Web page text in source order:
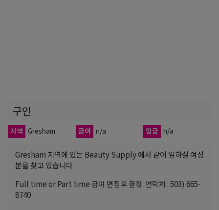
구인
지역 Gresham 급여 n/a 임금 n/a
Gresham 지역에 있는 Beauty Supply 에서 같이 일하실 여성
분을 찾고 있습니다
Full time or Part time 급여 면접후 결정. 연락처 : 503) 665-
8740